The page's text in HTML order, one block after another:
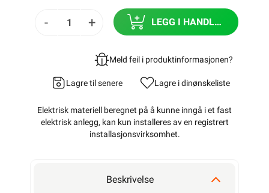
- + LEGG I HANDLEKURV
Meld feil i produktinformasjonen?
Lagre til senere Lagre i dinønskeliste
Elektrisk materiell beregnet på å kunne inngå i et fast
elektrisk anlegg, kan kun installeres av en registrert
installasjonsvirksomhet.
Beskrivelse